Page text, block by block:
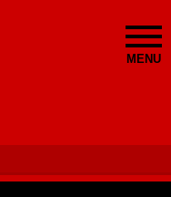
MENU